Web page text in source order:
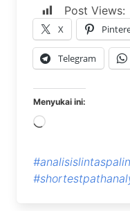
Post Views:
X
Telegram
Menyukai ini:
Memuat...